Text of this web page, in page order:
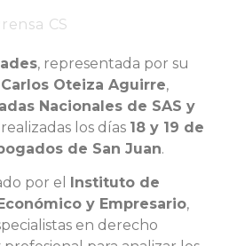
CS
, representada por su
Carlos Oteiza Aguirre,
Nacionales de SAS y
realizadas los días 18 y 19 de
de San Juan.
por el
Instituto de
y Empresario,
en derecho